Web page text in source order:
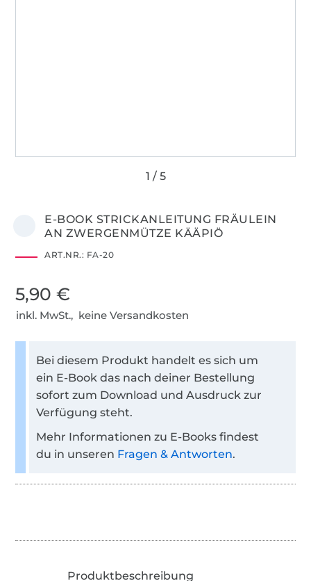
E-BOOK STRICKANLEITUNG FRÄULEIN
AN ZWERGENMÜTZE KÄÄPIÖ
ART.NR.: FA-20
5,90 €
inkl. MwSt., keine Versandkosten
Bei diesem Produkt handelt es sich um
ein E-Book das nach deiner Bestellung
sofort zum Download und Ausdruck zur
Verfügung steht.
Mehr Informationen zu E-Books findest
du in unseren Fragen & Antworten.